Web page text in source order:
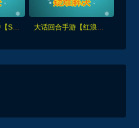
横版卡牌回合手游【SNK全明星激斗代金券内购修复版】单机端+GM管理后台+CDK授权后台+安装视频教程 大话回合手游【红浪漫之君临天下】单机版,助战组队+内置攻略+Linux手工端+运营后台+视频教程